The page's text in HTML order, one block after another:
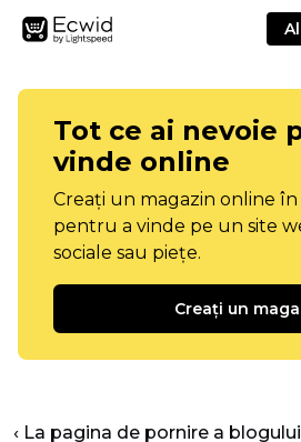
Tot ce ai nevoie
vinde online
Creați un magazin online
pentru a vinde pe un site
sociale sau piețe.
Creați un
‹ La pagina de pornire a blogului